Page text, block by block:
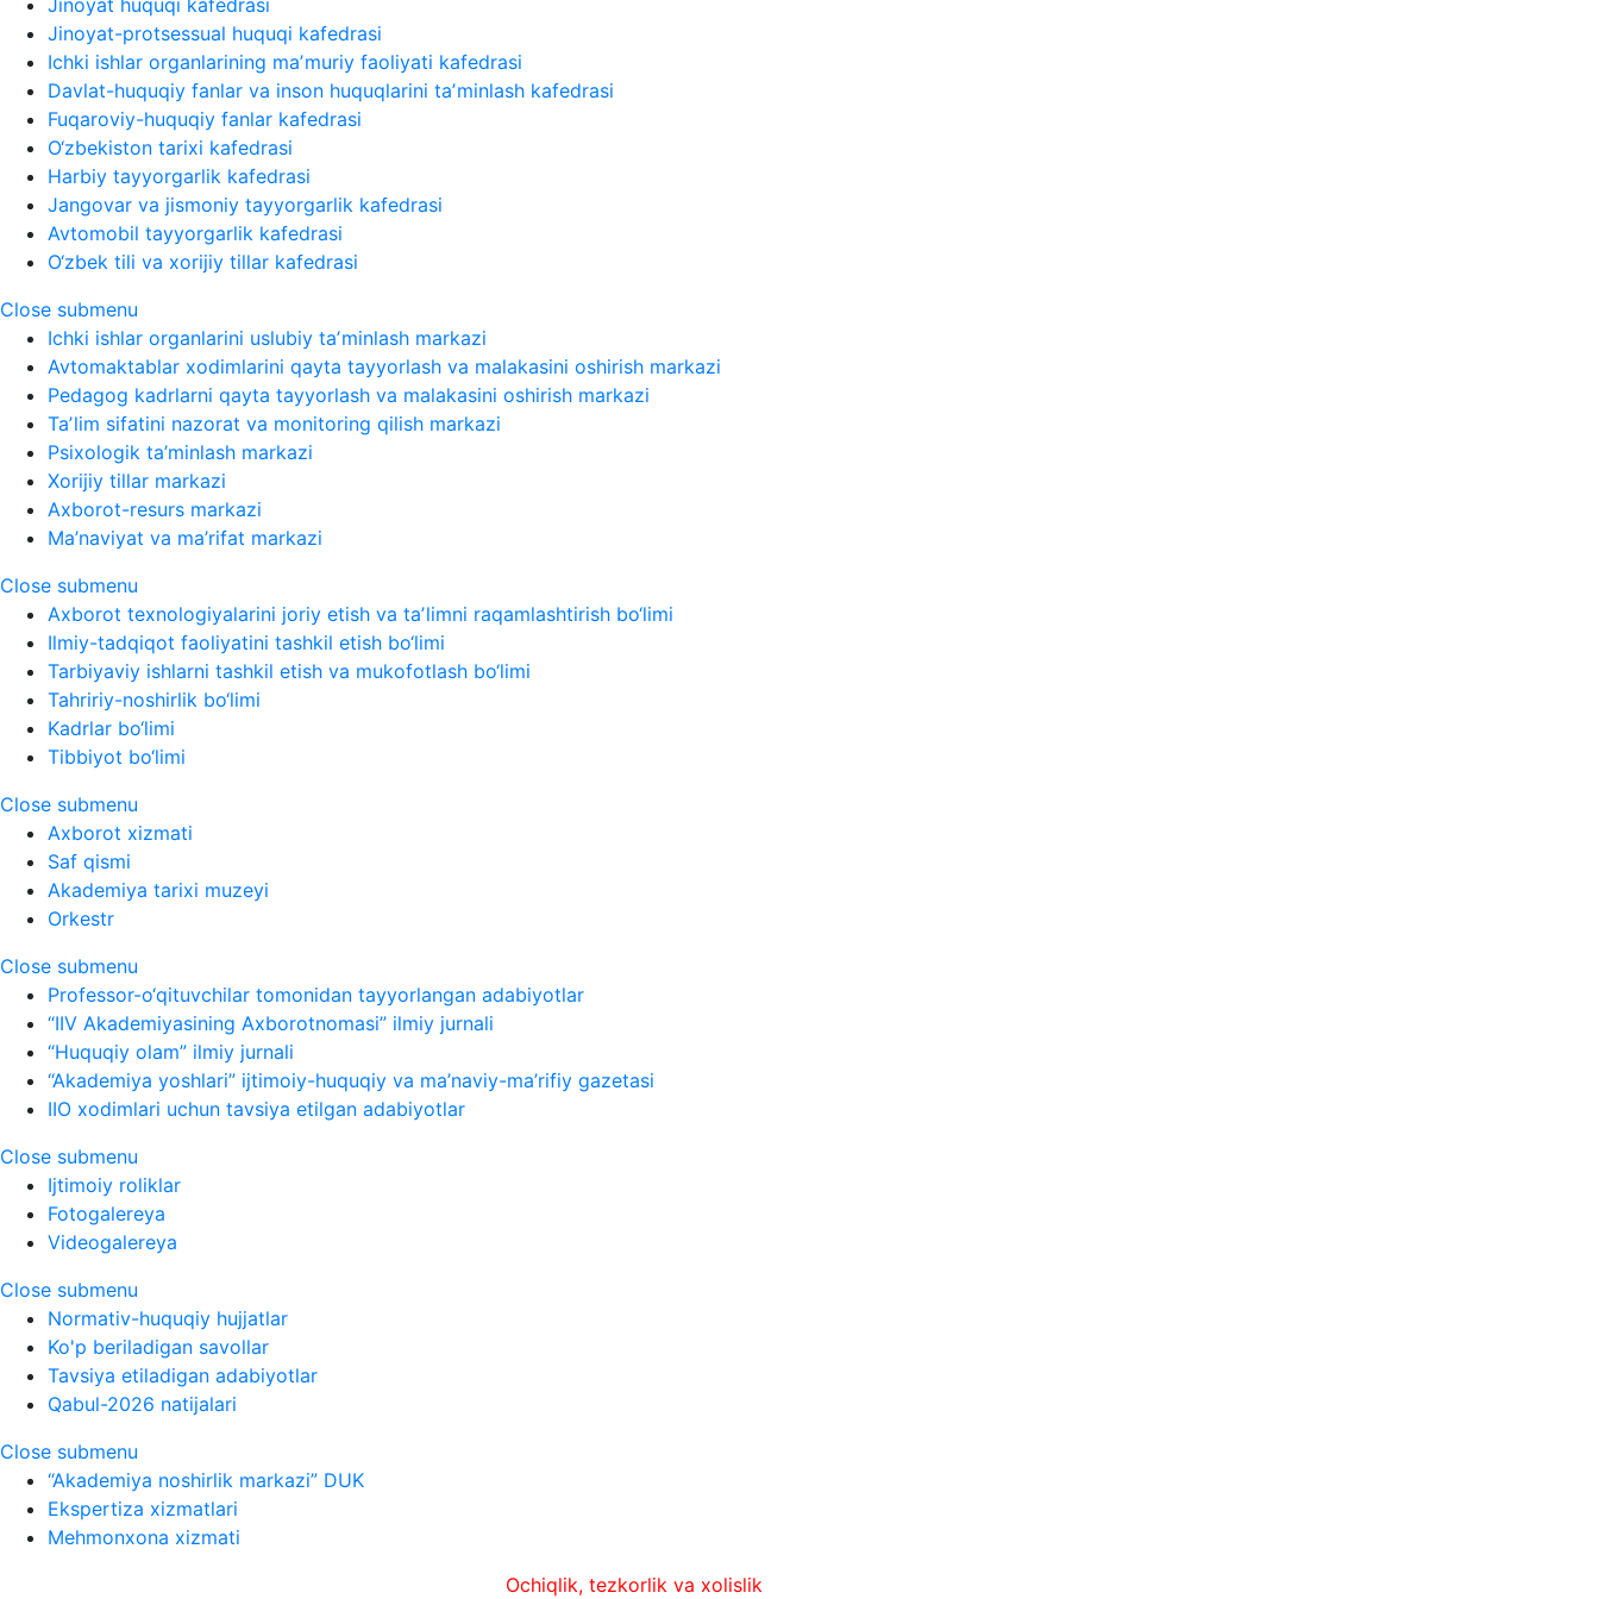
Jinoyat huquqi kafedrasi
Jinoyat-protsessual huquqi kafedrasi
Ichki ishlar organlarining maʼmuriy faoliyati kafedrasi
Davlat-huquqiy fanlar va inson huquqlarini taʼminlash kafedrasi
Fuqaroviy-huquqiy fanlar kafedrasi
O‘zbekiston tarixi kafedrasi
Harbiy tayyorgarlik kafedrasi
Jangovar va jismoniy tayyorgarlik kafedrasi
Avtomobil tayyorgarlik kafedrasi
O‘zbek tili va xorijiy tillar kafedrasi
Close submenu
Ichki ishlar organlarini uslubiy taʼminlash markazi
Avtomaktablar xodimlarini qayta tayyorlash va malakasini oshirish markazi
Pedagog kadrlarni qayta tayyorlash va malakasini oshirish markazi
Taʼlim sifatini nazorat va monitoring qilish markazi
Psixologik ta’minlash markazi
Xorijiy tillar markazi
Axborot-resurs markazi
Ma’naviyat va ma’rifat markazi
Close submenu
Axborot texnologiyalarini joriy etish va taʼlimni raqamlashtirish bo‘limi
Ilmiy-tadqiqot faoliyatini tashkil etish bo‘limi
Tarbiyaviy ishlarni tashkil etish va mukofotlash bo‘limi
Tahririy-noshirlik bo‘limi
Kadrlar bo‘limi
Tibbiyot bo‘limi
Close submenu
Axborot xizmati
Saf qismi
Akademiya tarixi muzeyi
Orkestr
Close submenu
Professor-o‘qituvchilar tomonidan tayyorlangan adabiyotlar
“IIV Akademiyasining Axborotnomasi” ilmiy jurnali
“Huquqiy olam” ilmiy jurnali
“Akademiya yoshlari” ijtimoiy-huquqiy va ma’naviy-ma’rifiy gazetasi
IIO xodimlari uchun tavsiya etilgan adabiyotlar
Close submenu
Ijtimoiy roliklar
Fotogalereya
Videogalereya
Close submenu
Normativ-huquqiy hujjatlar
Ko'p beriladigan savollar
Tavsiya etiladigan adabiyotlar
Qabul-2026 natijalari
Close submenu
“Akademiya noshirlik markazi” DUK
Ekspertiza xizmatlari
Mehmonxona xizmati
Ochiqlik, tezkorlik va xolislik